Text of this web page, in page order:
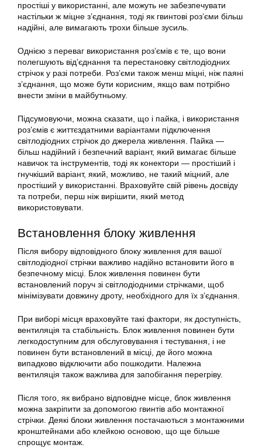
простіші у використанні, але можуть не забезпечувати
настільки ж міцне з’єднання, тоді як гвинтові роз’єми більш
надійні, але вимагають трохи більше зусиль.
Однією з переваг використання роз’ємів є те, що вони
полегшують від’єднання та перестановку світлодіодних
стрічок у разі потреби. Роз’єми також менш міцні, ніж паяні
з’єднання, що може бути корисним, якщо вам потрібно
внести зміни в майбутньому.
Підсумовуючи, можна сказати, що і пайка, і використання
роз’ємів є життєздатними варіантами підключення
світлодіодних стрічок до джерела живлення. Пайка —
більш надійний і безпечний варіант, який вимагає більше
навичок та інструментів, тоді як конектори — простіший і
гнучкіший варіант, який, можливо, не такий міцний, але
простіший у використанні. Враховуйте свій рівень досвіду
та потреби, перш ніж вирішити, який метод
використовувати.
Встановлення блоку живлення
Після вибору відповідного блоку живлення для вашої
світлодіодної стрічки важливо надійно встановити його в
безпечному місці. Блок живлення повинен бути
встановлений поруч зі світлодіодними стрічками, щоб
мінімізувати довжину дроту, необхідного для їх з’єднання.
При виборі місця враховуйте такі фактори, як доступність,
вентиляція та стабільність. Блок живлення повинен бути
легкодоступним для обслуговування і тестування, і не
повинен бути встановлений в місці, де його можна
випадково відключити або пошкодити. Належна
вентиляція також важлива для запобігання перегріву.
Після того, як вибрано відповідне місце, блок живлення
можна закріпити за допомогою гвинтів або монтажної
стрічки. Деякі блоки живлення постачаються з монтажними
кронштейнами або клейкою основою, що ще більше
спрощує монтаж.